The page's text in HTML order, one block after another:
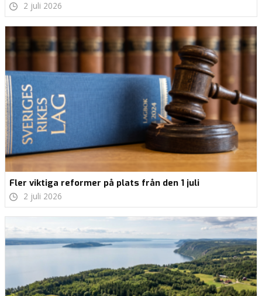
2 juli 2026
Fler viktiga reformer på plats från den 1 juli
2 juli 2026